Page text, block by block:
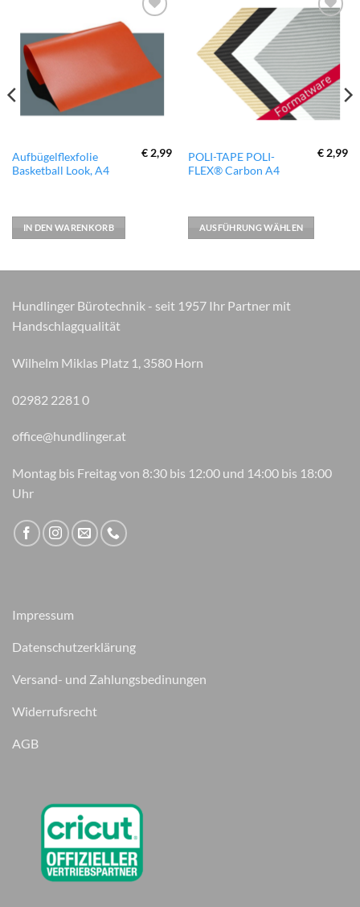
Wunschliste
hinzufügen
Aufbügelflexfolie
Basketball Look, A4
€2,99
IN DEN WARENKORB
zur
Wunschliste
hinzufügen
POLI-TAPE POLI-
FLEX® Carbon A4
€2,99
AUSFÜHRUNG WÄHLEN
Dieses
Produkt
Varianten
auf.
Optionen
auf
gewählt
Hundlinger Bürotechnik - seit 1957 Ihr Partner mit
Handschlagqualität
Wilhelm Miklas Platz 1, 3580 Horn
02982 2281 0
office@hundlinger.at
Montag bis Freitag von 8:30 bis 12:00 und 14:00 bis 18:00
Uhr
Impressum
Datenschutzerklärung
Versand- und Zahlungsbedinungen
Widerrufsrecht
AGB